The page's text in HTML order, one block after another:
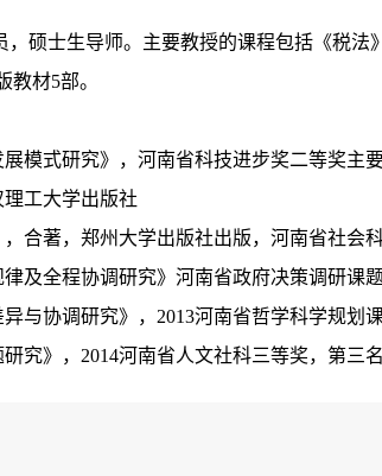
硕士生导师。主要教授的课程包括《税法
材5部。
模式研究》，河南省科技进步奖二等奖主
工大学出版社
合著，郑州大学出版社出版，河南省社会
及全程协调研究》河南省政府决策调研课
与协调研究》，2013河南省哲学科学规划
究》，2014河南省人文社科三等奖，第三名